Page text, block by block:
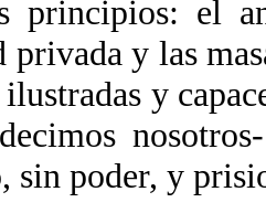
principios: el
privada y las
y
sin poder, y